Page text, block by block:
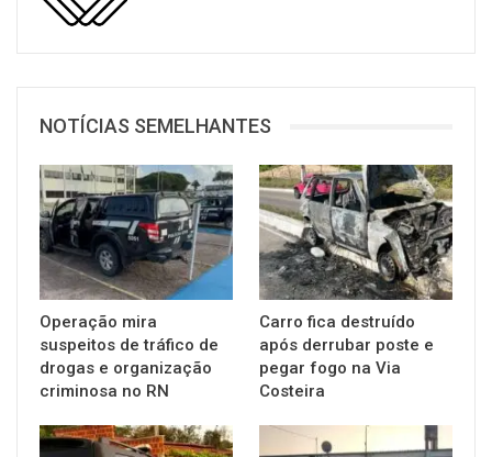
NOTÍCIAS SEMELHANTES
Operação mira
suspeitos de tráfico de
drogas e organização
criminosa no RN
Carro fica destruído
após derrubar poste e
pegar fogo na Via
Costeira